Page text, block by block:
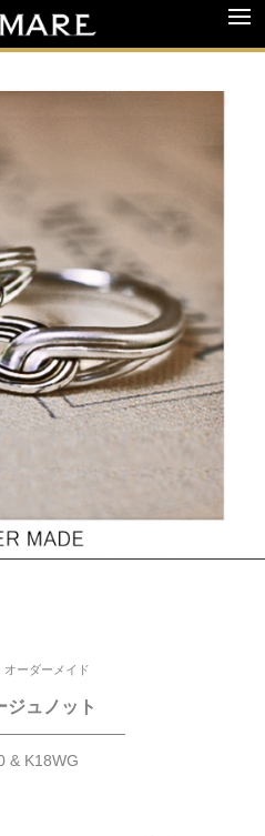
オーダーメイド
ジュノット
& K18WG